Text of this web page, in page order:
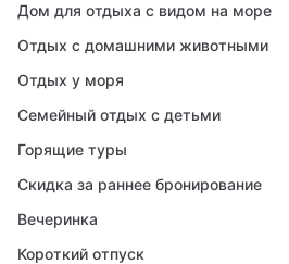
Дом для отдыха с видом на море
Отдых с домашними животными
Отдых у моря
Семейный отдых с детьми
Горящие туры
Скидка за раннее бронирование
Вечеринка
Короткий отпуск